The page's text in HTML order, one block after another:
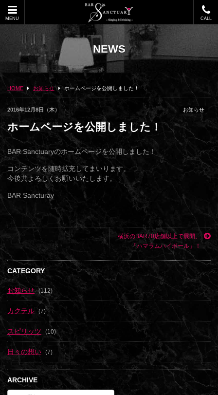
MENU CALL
NEWS
HOME お知らせ ホームページを公開しました！
2016年12月8日（木） お知らせ
ホームページを公開しました！
BAR Sanctuaryのホームページを公開しました！
コンテンツを随時拡充してまいります。
今後共よろしくお願いいたします。
BAR Sancturay
横浜のBAR70店舗以上で展開、
「ハマラムハイボール」！
CATEGORY
お知らせ (112)
カクテル (7)
スピリッツ (10)
日々の想い (7)
ARCHIVE